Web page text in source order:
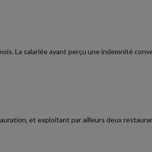
La salariée ayant perçu une indemnité
et exploitant par ailleurs deux